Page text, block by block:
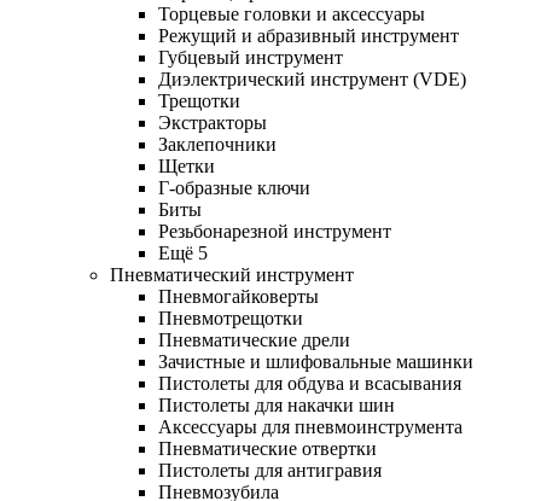
Торцевые головки и аксессуары
Режущий и абразивный инструмент
Губцевый инструмент
Диэлектрический инструмент (VDE)
Трещотки
Экстракторы
Заклепочники
Щетки
Г-образные ключи
Биты
Резьбонарезной инструмент
Ещё 5
Пневматический инструмент
Пневмогайковерты
Пневмотрещотки
Пневматические дрели
Зачистные и шлифовальные машинки
Пистолеты для обдува и всасывания
Пистолеты для накачки шин
Аксессуары для пневмоинструмента
Пневматические отвертки
Пистолеты для антигравия
Пневмозубила